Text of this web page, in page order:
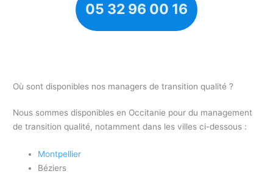
05 32 96 00 16
Où sont disponibles nos managers de transition qualité ?
Nous sommes disponibles en Occitanie pour du management
de transition qualité, notamment dans les villes ci-dessous :
Montpellier
Béziers